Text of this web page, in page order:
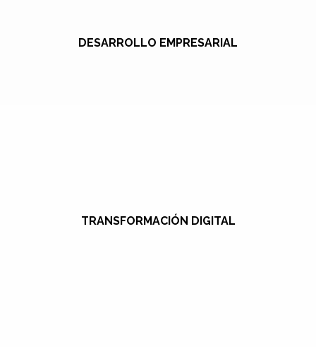
DESARROLLO EMPRESARIAL
TRANSFORMACIÓN DIGITAL